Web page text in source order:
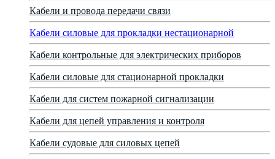
Кабели и провода передачи связи
Кабели силовые для прокладки нестационарной
Кабели контрольные для электрических приборов
Кабели силовые для стационарной прокладки
Кабели для систем пожарной сигнализации
Кабели для цепей управления и контроля
Кабели судовые для силовых цепей